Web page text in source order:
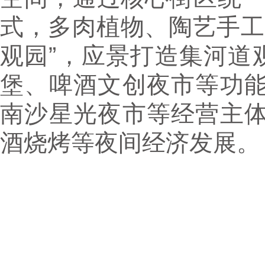
式，多肉植物、陶艺手
观园”，应景打造集河道
堡、啤酒文创夜市等功
南沙星光夜市等经营主
酒烧烤等夜间经济发展。